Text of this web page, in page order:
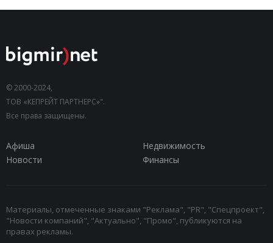
© 2000-2024,
ТОВ «КЕПРЕЙТ ПАРТНЕРС»".
Все права защищены.
Афиша
Недвижимость
Новости
Финансы
Материалы, отмеченные знаками "Реклама", "PR", "Спецпроект",
"Новости компаний", "Актуально", "Промо", публикуются на
правах рекламы.